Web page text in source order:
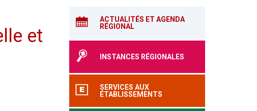
ACTUALITÉS ET AGENDA
RÉGIONAL
INSTANCES RÉGIONALES
SERVICES AUX
ÉTABLISSEMENTS
et